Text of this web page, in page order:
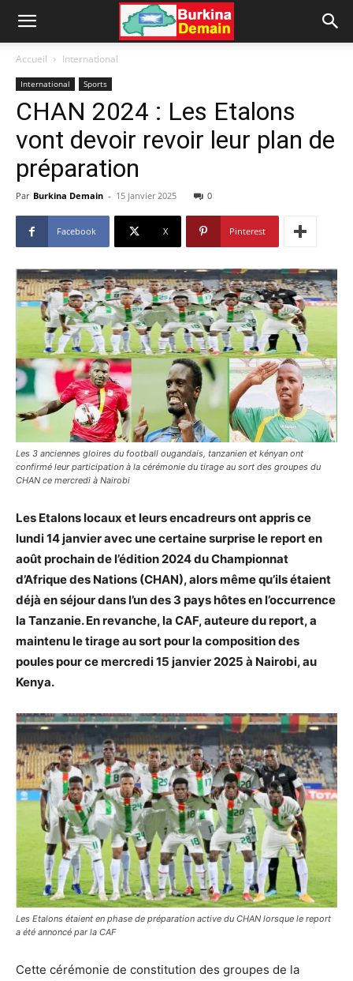
Accueil International
International Sports
CHAN 2024 : Les Etalons
vont devoir revoir leur plan de
préparation
Par Burkina Demain - 15 janvier 2025 0
Facebook X Pinterest
Les 3 anciennes gloires du football ougandais, tanzanien et kényan ont
confirmé leur participation à la cérémonie du tirage au sort des groupes du
CHAN ce mercredi à Nairobi
Les Etalons locaux et leurs encadreurs ont appris ce
lundi 14 janvier avec une certaine surprise le report en
août prochain de l’édition 2024 du Championnat
d’Afrique des Nations (CHAN), alors même qu’ils étaient
déjà en séjour dans l’un des 3 pays hôtes en l’occurrence
la Tanzanie. En revanche, la CAF, auteure du report, a
maintenu le tirage au sort pour la composition des
poules pour ce mercredi 15 janvier 2025 à Nairobi, au
Kenya.
Les Etalons étaient en phase de préparation active du CHAN lorsque le report
a été annoncé par la CAF
Cette cérémonie de constitution des groupes de la